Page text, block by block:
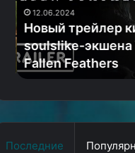
Wuchang:
Fallen
Feathers
12.06.2024
Новый трейлер
soulslike-экшена
Fallen Feathers
Последние